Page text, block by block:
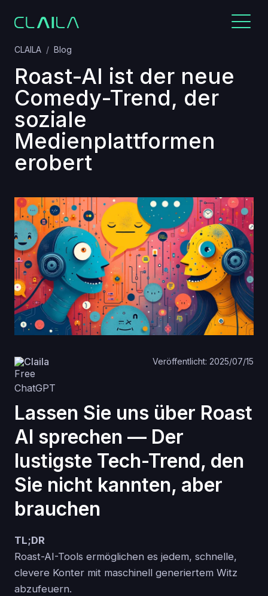
CLAILA Blog
Roast-AI ist der neue
Comedy-Trend, der
soziale
Medienplattformen
erobert
Claila Veröffentlicht: 2025/07/15
Lassen Sie uns über Roast
AI sprechen — Der
lustigste Tech-Trend, den
Sie nicht kannten, aber
brauchen
TL;DR
Roast-AI-Tools ermöglichen es jedem, schnelle,
clevere Konter mit maschinell generiertem Witz
abzufeuern.